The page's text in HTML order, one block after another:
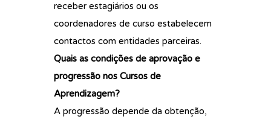
receber estagiários ou os
coordenadores de curso estabelecem
contactos com entidades parceiras.
Quais as condições de aprovação e
progressão nos Cursos de
Aprendizagem?
A progressão depende da obtenção,